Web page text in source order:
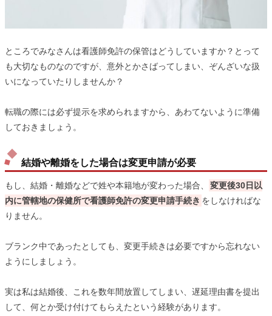
ところでみなさんは看護師免許の保管はどうしていますか？とって
も大切なものなのですが、意外とかさばってしまい、ぞんざいな扱
いになっていたりしませんか？
転職の際には必ず提示を求められますから、あわてないように準備
しておきましょう。
結婚や離婚をした場合は変更申請が必要
もし、結婚・離婚などで姓や本籍地が変わった場合、
変更後30日以
内に管轄地の保健所で看護師免許の変更申請手続き をしなければな
りません。
ブランク中であったとしても、変更手続きは必要ですから忘れない
ようにしましょう。
実は私は結婚後、これを数年間放置してしまい、遅延理由書を提出
して、何とか受け付けてもらえたという経験があります。